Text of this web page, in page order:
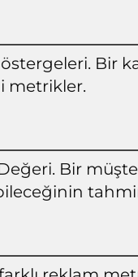
Bir
metrikler.
Bir